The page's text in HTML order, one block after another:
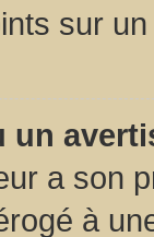
sur
un
a son
à